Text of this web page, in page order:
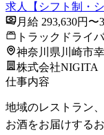
求人【シフト制・
月給 293,630円〜
トラックドライ
神奈川県川崎市
株式会社NIGITA
仕事内容
地域のレストラン
お酒をお届けする